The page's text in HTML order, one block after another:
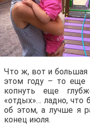
Что ж, вот и большая
этом году – то еще
копнуть еще
«отдых»… ладно,
об этом, а лучше я
конец июля.